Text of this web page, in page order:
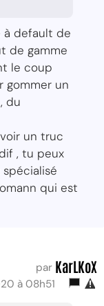
à default de
de gamme
le coup
gommer un
du
un truc
, tu peux
qui est
par KarLKoX
à 08h51